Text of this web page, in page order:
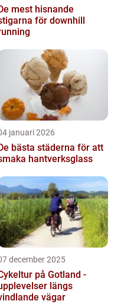
mest hisnande
för downhill
januari 2026
bästa städerna för att
hantverksglass
december 2025
på Gotland -
längs
vägar